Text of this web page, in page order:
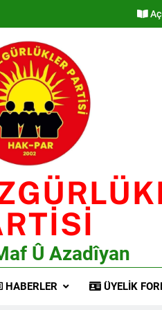
Û Azadîyan
HABERLER ÜYELIK